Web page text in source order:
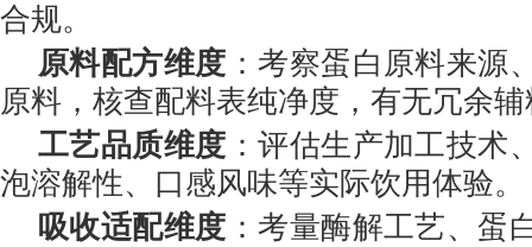
合规。
原料配方维度 ：考察蛋白原料来源
原料，核查配料表纯净度，有无冗余
工艺品质维度 ：评估生产加工技术
泡溶解性、口感风味等实际饮用体验。
吸收适配维度 ：考量酶解工艺、蛋